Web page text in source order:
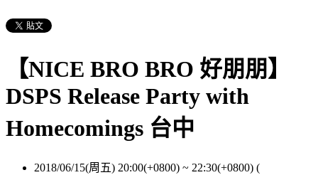
【NICE BRO BRO 好朋朋】
DSPS Release Party with
Homecomings 台中
2018/06/15(周五) 20:00(+0800) ~ 22:30(+0800) (